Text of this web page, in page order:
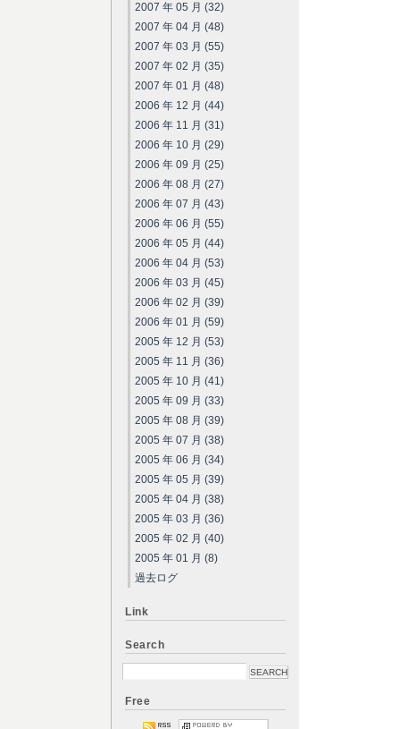
2007 年 05 月 (32)
2007 年 04 月 (48)
2007 年 03 月 (55)
2007 年 02 月 (35)
2007 年 01 月 (48)
2006 年 12 月 (44)
2006 年 11 月 (31)
2006 年 10 月 (29)
2006 年 09 月 (25)
2006 年 08 月 (27)
2006 年 07 月 (43)
2006 年 06 月 (55)
2006 年 05 月 (44)
2006 年 04 月 (53)
2006 年 03 月 (45)
2006 年 02 月 (39)
2006 年 01 月 (59)
2005 年 12 月 (53)
2005 年 11 月 (36)
2005 年 10 月 (41)
2005 年 09 月 (33)
2005 年 08 月 (39)
2005 年 07 月 (38)
2005 年 06 月 (34)
2005 年 05 月 (39)
2005 年 04 月 (38)
2005 年 03 月 (36)
2005 年 02 月 (40)
2005 年 01 月 (8)
過去ログ
Link
Search
Free